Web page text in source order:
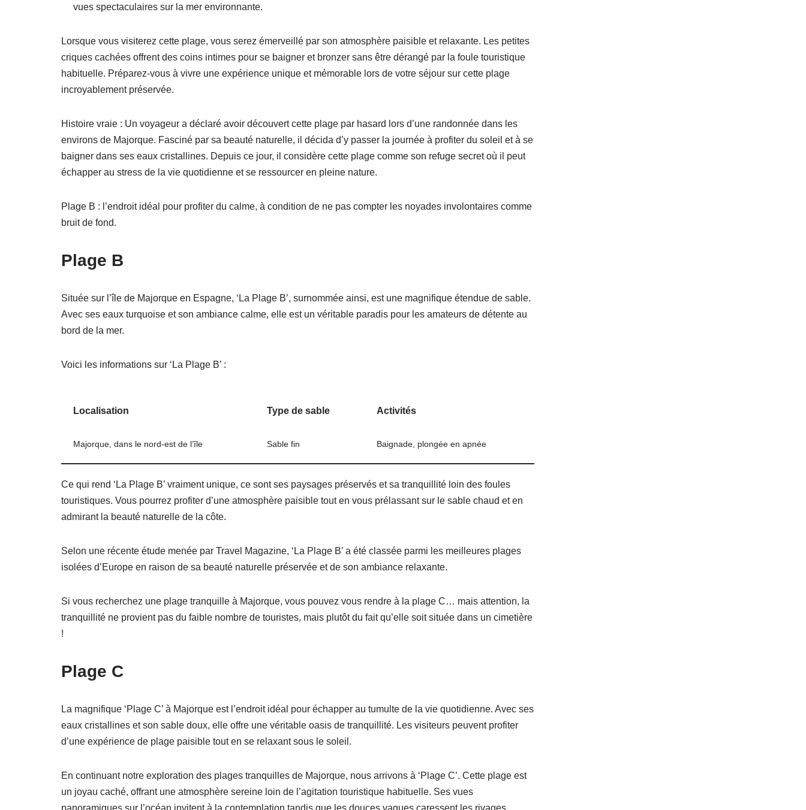
vues spectaculaires sur la mer environnante.
Lorsque vous visiterez cette plage, vous serez émerveillé par son atmosphère paisible et relaxante. Les petites
criques cachées offrent des coins intimes pour se baigner et bronzer sans être dérangé par la foule touristique
habituelle. Préparez-vous à vivre une expérience unique et mémorable lors de votre séjour sur cette plage
incroyablement préservée.
Histoire vraie : Un voyageur a déclaré avoir découvert cette plage par hasard lors d’une randonnée dans les
environs de Majorque. Fasciné par sa beauté naturelle, il décida d’y passer la journée à profiter du soleil et à se
baigner dans ses eaux cristallines. Depuis ce jour, il considère cette plage comme son refuge secret où il peut
échapper au stress de la vie quotidienne et se ressourcer en pleine nature.
Plage B : l’endroit idéal pour profiter du calme, à condition de ne pas compter les noyades involontaires comme
bruit de fond.
Plage B
Située sur l’île de Majorque en Espagne, ‘La Plage B’, surnommée ainsi, est une magnifique étendue de sable.
Avec ses eaux turquoise et son ambiance calme, elle est un véritable paradis pour les amateurs de détente au
bord de la mer.
Voici les informations sur ‘La Plage B’ :
Localisation Type de sable Activités
Majorque, dans le nord-est de l’île Sable fin Baignade, plongée en apnée
Ce qui rend ‘La Plage B’ vraiment unique, ce sont ses paysages préservés et sa tranquillité loin des foules
touristiques. Vous pourrez profiter d’une atmosphère paisible tout en vous prélassant sur le sable chaud et en
admirant la beauté naturelle de la côte.
Selon une récente étude menée par Travel Magazine, ‘La Plage B’ a été classée parmi les meilleures plages
isolées d’Europe en raison de sa beauté naturelle préservée et de son ambiance relaxante.
Si vous recherchez une plage tranquille à Majorque, vous pouvez vous rendre à la plage C… mais attention, la
tranquillité ne provient pas du faible nombre de touristes, mais plutôt du fait qu’elle soit située dans un cimetière
!
Plage C
La magnifique ‘Plage C’ à Majorque est l’endroit idéal pour échapper au tumulte de la vie quotidienne. Avec ses
eaux cristallines et son sable doux, elle offre une véritable oasis de tranquillité. Les visiteurs peuvent profiter
d’une expérience de plage paisible tout en se relaxant sous le soleil.
En continuant notre exploration des plages tranquilles de Majorque, nous arrivons à ‘Plage C’. Cette plage est
un joyau caché, offrant une atmosphère sereine loin de l’agitation touristique habituelle. Ses vues